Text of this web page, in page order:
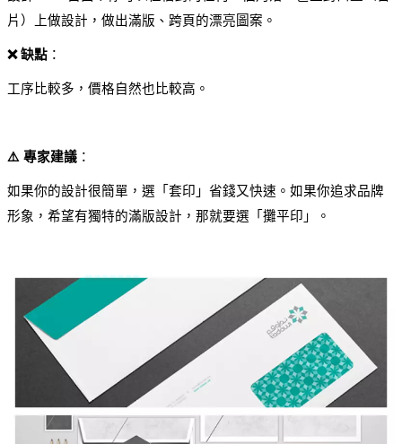
片）上做設計，做出滿版、跨頁的漂亮圖案。
❌ 缺點 ：
工序比較多，價格自然也比較高。
⚠️ 專家建議 ：
如果你的設計很簡單，選「套印」省錢又快速。如果你追求品牌
形象，希望有獨特的滿版設計，那就要選「攤平印」。